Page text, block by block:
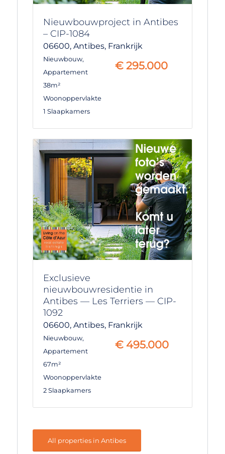
Nieuwbouwproject in Antibes
– CIP-1084
06600, Antibes, Frankrijk
Nieuwbouw,
Appartement
38m²
Woonoppervlakte
1 Slaapkamers
€ 295.000
Exclusieve
nieuwbouwresidentie in
Antibes — Les Terriers — CIP-
1092
06600, Antibes, Frankrijk
Nieuwbouw,
Appartement
67m²
Woonoppervlakte
2 Slaapkamers
€ 495.000
All properties in Antibes